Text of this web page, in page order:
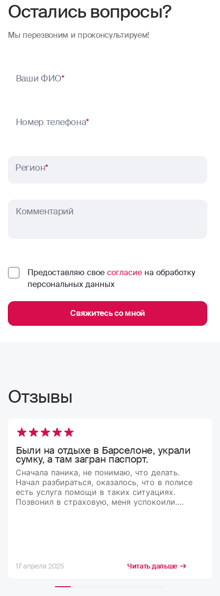
Остались вопросы?
Мы перезвоним и проконсультируем!
Ваши ФИО*
Номер телефона*
Регион*
Комментарий
Предоставляю свое согласие на обработку
персональных данных
Свяжитесь со мной
Отзывы
Были на отдыхе в Барселоне, украли
сумку, а там загран паспорт.
Сначала паника, не понимаю, что делать.
Начал разбираться, оказалось, что в полисе
есть услуга помощи в таких ситуациях.
Позвонил в страховую, меня успокоили.
17 апреля 2025 Читать дальше